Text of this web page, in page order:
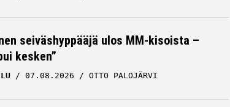
seiväshyppääjä ulos MM-kisoista –
kesken”
07.08.2026 OTTO PALOJÄRVI